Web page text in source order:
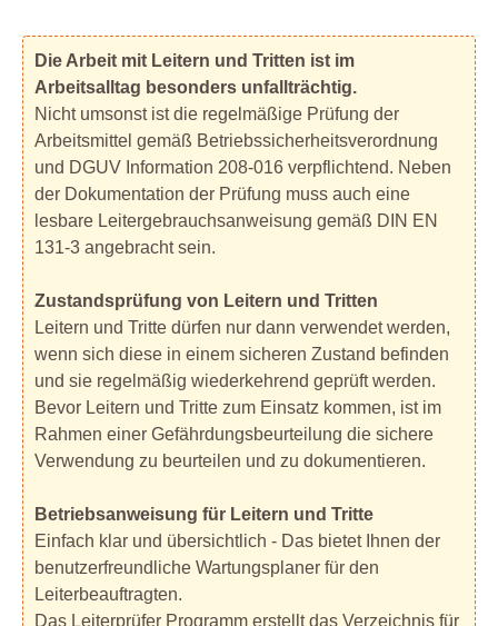
Die Arbeit mit Leitern und Tritten ist im
Arbeitsalltag besonders unfallträchtig.
Nicht umsonst ist die regelmäßige Prüfung der
Arbeitsmittel gemäß Betriebssicherheitsverordnung
und DGUV Information 208-016 verpflichtend. Neben
der Dokumentation der Prüfung muss auch eine
lesbare Leitergebrauchsanweisung gemäß DIN EN
131-3 angebracht sein.
Zustandsprüfung von Leitern und Tritten
Leitern und Tritte dürfen nur dann verwendet werden,
wenn sich diese in einem sicheren Zustand befinden
und sie regelmäßig wiederkehrend geprüft werden.
Bevor Leitern und Tritte zum Einsatz kommen, ist im
Rahmen einer Gefährdungsbeurteilung die sichere
Verwendung zu beurteilen und zu dokumentieren.
Betriebsanweisung für Leitern und Tritte
Einfach klar und übersichtlich - Das bietet Ihnen der
benutzerfreundliche Wartungsplaner für den
Leiterbeauftragten.
Das Leiterprüfer Programm erstellt das Verzeichnis für